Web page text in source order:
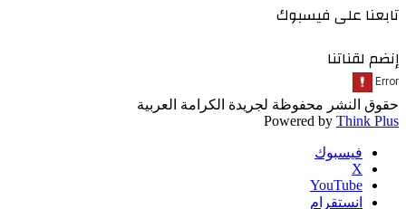
تابعنا على فيسبوك
إنضم لقناتنا
حقوق النشر محفوظة لجريدة الكرامة العربية
Powered by Think Plus
فيسبوك
‫X
‫YouTube
انستقرام